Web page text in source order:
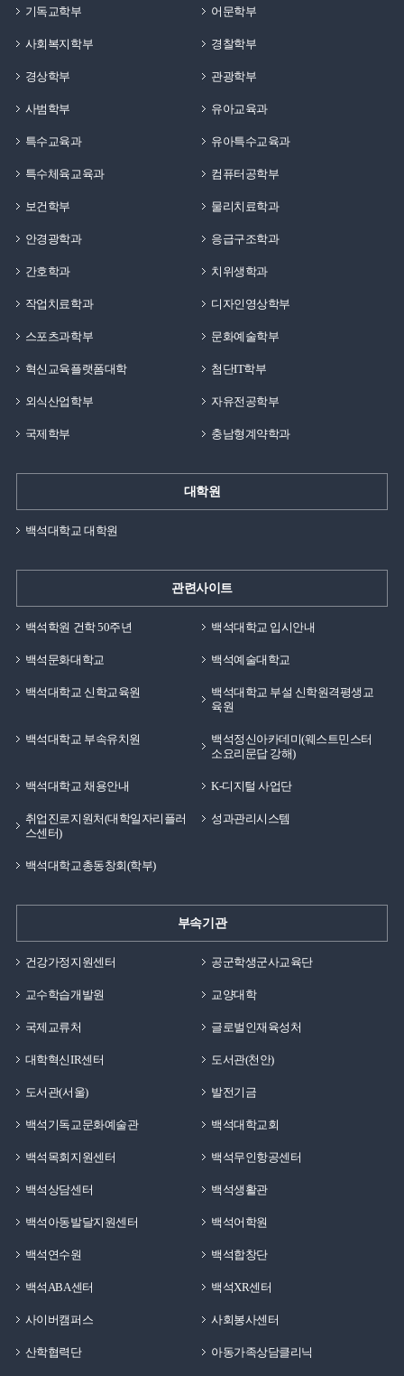
기독교학부 어문학부
사회복지학부 경찰학부
경상학부 관광학부
사범학부 유아교육과
특수교육과 유아특수교육과
특수체육교육과 컴퓨터공학부
보건학부 물리치료학과
안경광학과 응급구조학과
간호학과 치위생학과
작업치료학과 디자인영상학부
스포츠과학부 문화예술학부
혁신교육플랫폼대학 첨단IT학부
외식산업학부 자유전공학부
국제학부 충남형계약학과
대학원
백석대학교 대학원
관련사이트
백석학원 건학 50주년 백석대학교 입시안내
백석문화대학교 백석예술대학교
백석대학교 신학교육원
백석대학교 부설 신학원격평생교
육원
백석대학교 부속유치원
백석정신아카데미(웨스트민스터
소요리문답 강해)
백석대학교 채용안내 K-디지털 사업단
취업진로지원처(대학일자리플러
스센터)
성과관리시스템
백석대학교총동창회(학부)
부속기관
건강가정지원센터 공군학생군사교육단
교수학습개발원 교양대학
국제교류처 글로벌인재육성처
대학혁신IR센터 도서관(천안)
도서관(서울) 발전기금
백석기독교문화예술관 백석대학교회
백석목회지원센터 백석무인항공센터
백석상담센터 백석생활관
백석아동발달지원센터 백석어학원
백석연수원 백석합창단
백석ABA센터 백석XR센터
사이버캠퍼스 사회봉사센터
산학협력단 아동가족상담클리닉